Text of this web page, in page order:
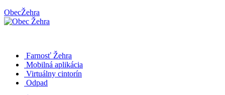
ObecŽehra
Farnosť Žehra
Mobilná aplikácia
Virtuálny cintorín
Odpad